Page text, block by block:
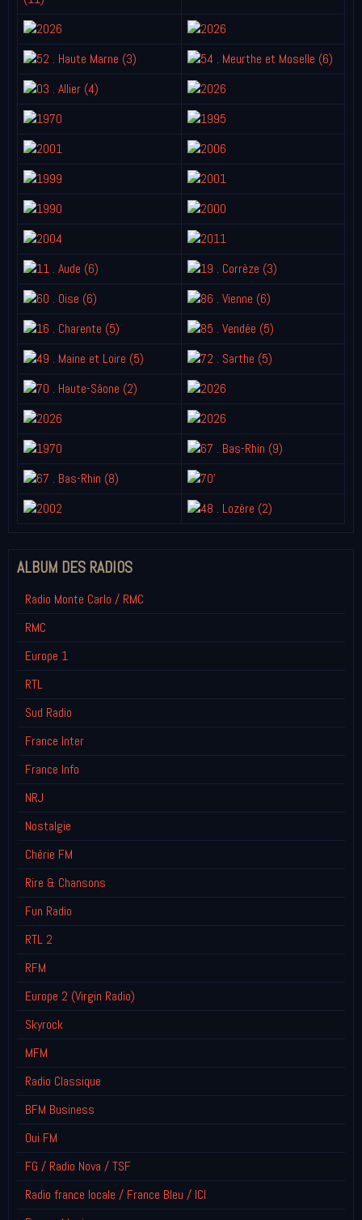
ALBUM DES RADIOS
Radio Monte Carlo / RMC
RMC
Europe 1
RTL
Sud Radio
France Inter
France Info
NRJ
Nostalgie
Chérie FM
Rire & Chansons
Fun Radio
RTL 2
RFM
Europe 2 (Virgin Radio)
Skyrock
MFM
Radio Classique
BFM Business
Oui FM
FG / Radio Nova / TSF
Radio france locale / France Bleu / ICI